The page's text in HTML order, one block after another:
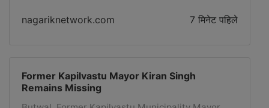
nagariknetwork.com 7 मिनेट पहिले
Former Kapilvastu Mayor Kiran Singh
Remains Missing